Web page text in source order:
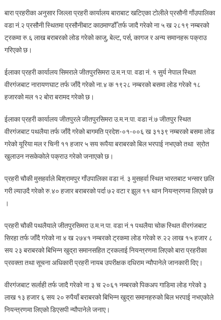
पिकअप
बारा
प्रहरीको
बारा प्रहरीका अनुसार जिल्ला प्रहरी कार्यालय बाराबाट खटिएका टोलीले प्रसौनी गाँउपालिका
वडा नं.२ प्रसौनी स्थितमा प्रसौनीबाट काठमाण्डौँ तर्फ जादै गरेको ना ५ ख २८१९ नम्बरको
ट्रकमा रु.६ लाख बराबरको लोड गरेको काजु, बेल्ट, पर्स, कागज र अन्य समानहरू पक्राउ
गरिएको छ।
ईलाका प्रहरी कार्यालय सिमराले जीतपुरसिमरा उ.म.न.पा. वडा नं. १ सुर्य नेपाल स्थित
वीरगंजबाट नारायणघाट तर्फ जाँदै गरेको ना.४ क १९२८ नम्बरको बसमा लोड गरेको १८
हजारको मल १२ बोरा बरामद गरेको छ।
ईलाका प्रहरी कार्यालय जीतपुरले जीतपुरसिमरा उ.म.न.पा. वडा नं.७ जीतपुर स्थित
वीरगंजबाट पथलैया तर्फ जाँदै गरेको बागमति प्रदेश-०१-००६ ख ३१३९ नम्बरको बसमा लोड
गरेको यूरिया मल र चिनी ११ हजार ५ सय रूपैया बराबरको बिल भरपाई नभएको तथा स्रोत
खुलाउन नसकेकोले पक्राउ गरेको जनाएको छ।
प्रहरी चौकी मुसहर्वाले बिश्रामपुर गाँउपालिका वडा नं. ३ मुसहर्वा स्थित भारतबाट भन्सार छलि
गरी ल्याउदै गरेको रु.४० हजार बराबरको पर्दा ७२ वटा र झुल ११ थान नियन्त्रणमा लिएको छ
।
प्रहरी चौकी पथलैयाले जीतपुरसिमरा उ.म.न.पा. वडा नं.१ पथलैया चोक स्थित वीरगंजबाट
सिरहा तर्फ जाँदै गरेको ना ४ ख २७४१ नम्बरको ट्रकमा लोड गरेको रु.२२ लाख १५ हजार ८
सय २३ बराबरको बिभिन्न खुद्रा समानसहित ट्रकलाई नियन्त्रणमा लिएको बारा प्रहरीका
प्रवक्ता तथा सूचना अधिकारी प्रहरी नायब उपरीक्षक दधिराम न्यौपानेले जानकारी दिए।
वीरगंजबाट सर्लाही तर्फ जादै गरेको ना ३ च २०६१ नम्बरको पिकअप गाडिमा लोड गरेको ३
लाख १३ हजार ६ सय २० रुपैयाँ बराबरको बिभिन्न खुद्रा समानहरुको बिल भरपाई नभएकोले
नियन्त्रणमा लिएको डिएसपी न्यौपानेले जनाए।